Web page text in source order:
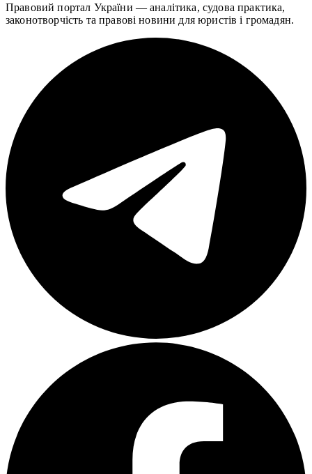
Правовий портал України — аналітика, судова практика,
законотворчість та правові новини для юристів і громадян.